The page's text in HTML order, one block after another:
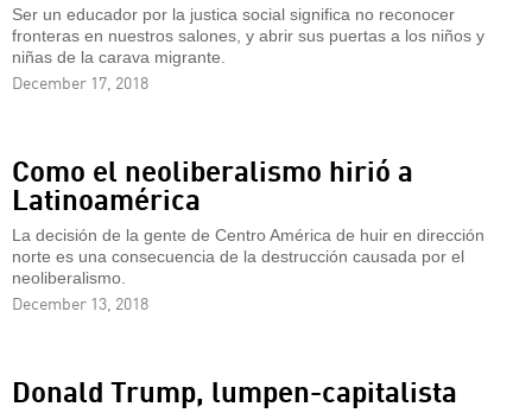
Ser un educador por la justica social significa no reconocer
fronteras en nuestros salones, y abrir sus puertas a los niños y
niñas de la carava migrante.
December 17, 2018
Como el neoliberalismo hirió a
Latinoamérica
La decisión de la gente de Centro América de huir en dirección
norte es una consecuencia de la destrucción causada por el
neoliberalismo.
December 13, 2018
Donald Trump, lumpen-capitalista